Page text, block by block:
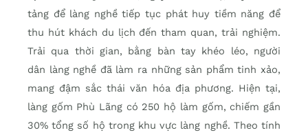
tảng để làng nghề tiếp tục phát huy tiềm năng để
thu hút khách du lịch đến tham quan, trải nghiệm.
Trải qua thời gian, bằng bàn tay khéo léo, người
dân làng nghề đã làm ra những sản phẩm tinh xảo,
mang đậm sắc thái văn hóa địa phương. Hiện tại,
làng gốm Phù Lãng có 250 hộ làm gốm, chiếm gần
30% tổng số hộ trong khu vực làng nghề. Theo tính